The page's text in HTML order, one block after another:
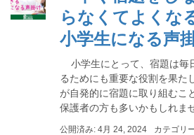
らなくてよくな
小学生になる声
小学生にとって、宿題は毎
るためにも重要な役割を果た
が自発的に宿題に取り組むこ
保護者の方も多いかもしれ
公開済み: 4月 24, 2024 カテゴリ